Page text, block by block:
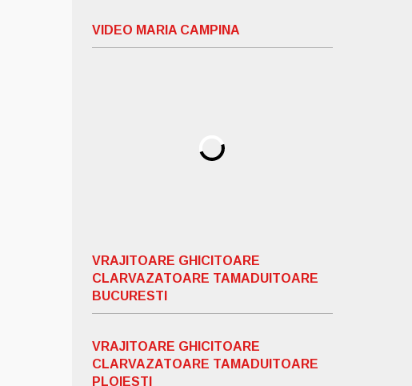
VIDEO MARIA CAMPINA
VRAJITOARE GHICITOARE
CLARVAZATOARE TAMADUITOARE
BUCURESTI
VRAJITOARE GHICITOARE
CLARVAZATOARE TAMADUITOARE
PLOIESTI